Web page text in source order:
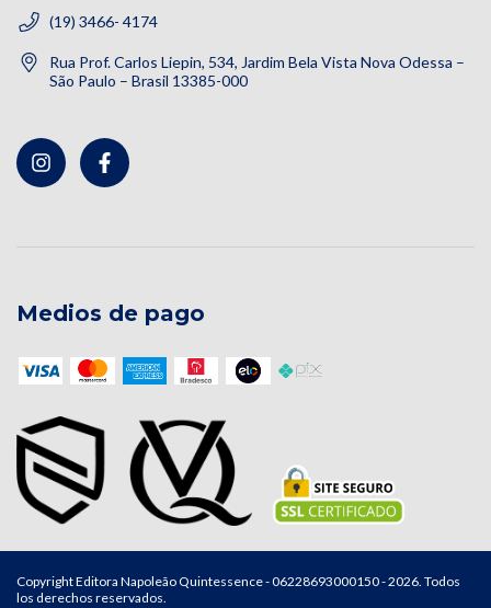
(19) 3466- 4174
Rua Prof. Carlos Liepin, 534, Jardim Bela Vista Nova Odessa –
São Paulo – Brasil 13385-000
Medios de pago
Copyright Editora Napoleão Quintessence - 06228693000150 - 2026. Todos
los derechos reservados.